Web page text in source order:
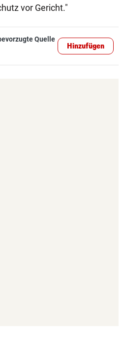
vor Gericht."
Quelle
Hinzufügen